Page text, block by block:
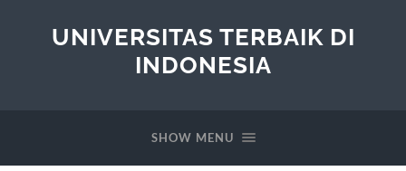
UNIVERSITAS TERBAIK DI
INDONESIA
SHOW MENU